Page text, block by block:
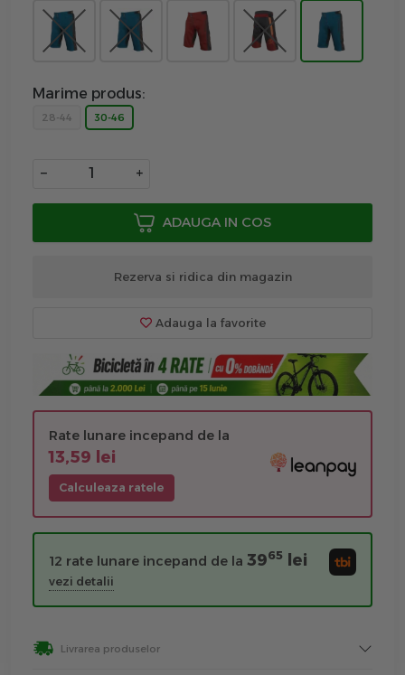
Marime produs:
28-44 30-46
− +
ADAUGA IN COS
Rezerva si ridica din magazin
Adauga la favorite
Rate lunare incepand de la
13,59 lei
Calculeaza ratele
12 rate lunare incepand de la 3965 lei
vezi detalii
Livrarea produselor